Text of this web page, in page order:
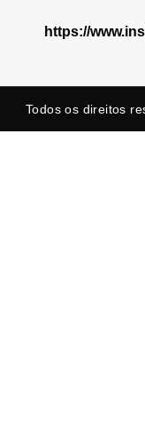
https://
Todos os direitos